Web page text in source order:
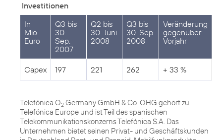
Investitionen
In
Mio.
Euro
Q3 bis
30.
Sep.
2007
Q2 bis
30. Juni
2008
Q3 bis
30. Sep.
2008
Veränderung
gegenüber
Vorjahr
Capex 197 221 262 + 33 %
Telefónica O2 Germany GmbH & Co. OHG gehört zu
Telefónica Europe und ist Teil des spanischen
Telekommunikationskonzerns Telefónica S.A. Das
Unternehmen bietet seinen Privat- und Geschäftskunden